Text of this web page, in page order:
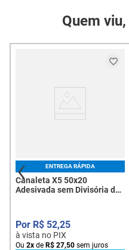
intercomunicações, em
comerciais, residenciais
adaptáveis a qualquer
Garantia do
3
01
Quem
ENTREGA RÁPIDA
Canaleta X5 50x20
Adesivada sem Divisória de
R$ 52,25
à vista no PIX
Ou 2x de R$ 27,50 sem juros